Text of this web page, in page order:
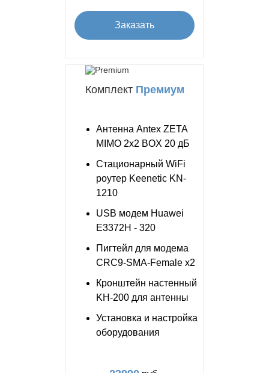
Заказать
Комплект Премиум
Антенна Antex ZETA
MIMO 2x2 BOX 20 дБ
Стационарный WiFi
роутер Keenetic KN-
1210
USB модем Huawei
E3372H - 320
Пигтейл для модема
CRC9-SMA-Female x2
Кронштейн настенный
KH-200 для антенны
Установка и настройка
оборудования